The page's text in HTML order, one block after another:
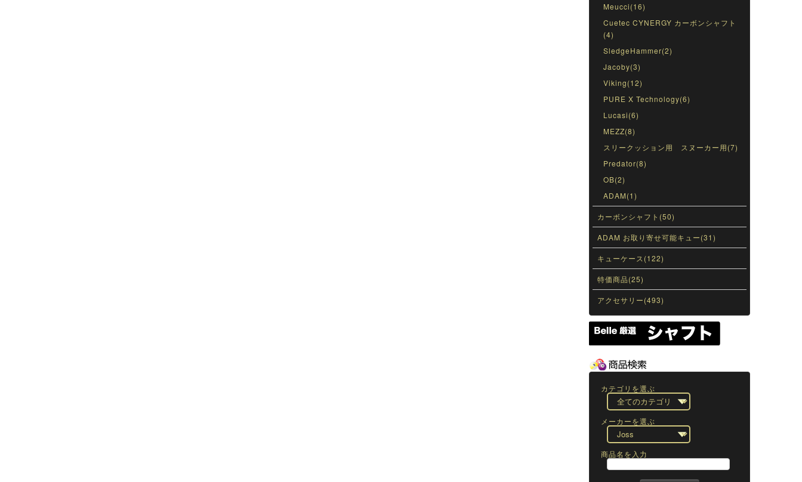
Meucci(16)
Cuetec CYNERGY カーボンシャフト
(4)
SledgeHammer(2)
Jacoby(3)
Viking(12)
PURE X Technology(6)
Lucasi(6)
MEZZ(8)
スリークッション用 スヌーカー用(7)
Predator(8)
OB(2)
ADAM(1)
カーボンシャフト(50)
ADAM お取り寄せ可能キュー(31)
キューケース(122)
特価商品(25)
アクセサリー(493)
カテゴリを選ぶ
メーカーを選ぶ
商品名を入力